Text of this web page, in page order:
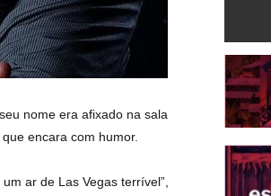
nome era afixado na sala
encara com humor.
ar de Las Vegas terrível”,